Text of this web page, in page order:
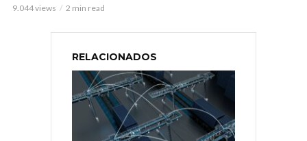
9.044 views 2 min read
RELACIONADOS